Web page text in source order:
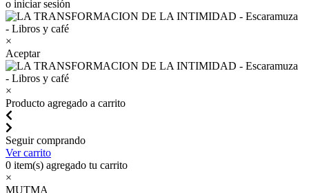
o iniciar sesión
×
Aceptar
×
Producto agregado a carrito
Seguir comprando
Ver carrito
0 item(s) agregado tu carrito
×
MUTMA